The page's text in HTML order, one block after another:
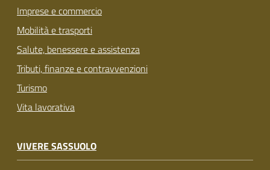
Imprese e commercio
Mobilità e trasporti
Salute, benessere e assistenza
Tributi, finanze e contravvenzioni
Turismo
Vita lavorativa
VIVERE SASSUOLO